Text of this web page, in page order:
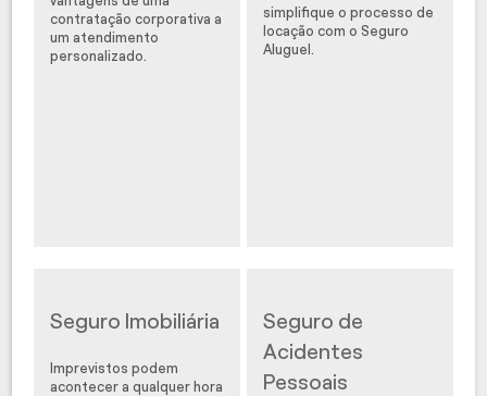
contratação corporativa a
um atendimento
personalizado.
simplifique o processo de
locação com o Seguro
Aluguel.
Seguro Imobiliária
Imprevistos podem
acontecer a qualquer hora
Seguro de
Acidentes
Pessoais